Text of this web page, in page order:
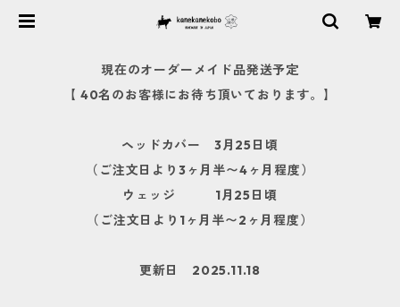
現在のオーダーメイド品発送予定
【 40名のお客様にお待ち頂いております。】
ヘッドカバー 3月25日頃
（ご注文日より3ヶ月半〜4ヶ月程度）
ウェッジ 1月25日頃
（ご注文日より1ヶ月半〜2ヶ月程度）
更新日 2025.11.18